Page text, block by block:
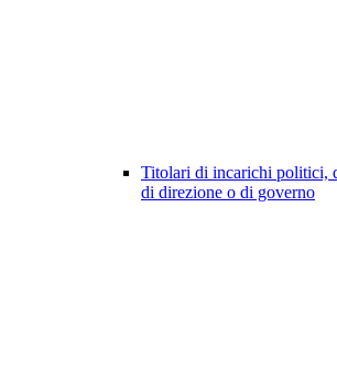
Titolari di incarichi politici,
di direzione o di governo